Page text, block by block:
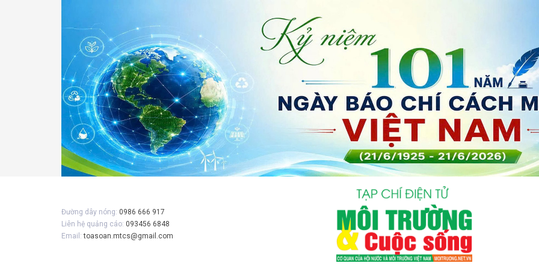
Đường dây nóng: 0986 666 917
Liên hệ quảng cáo: 093456 6848
Email:toasoan.mtcs@gmail.com
Gửi bình luận